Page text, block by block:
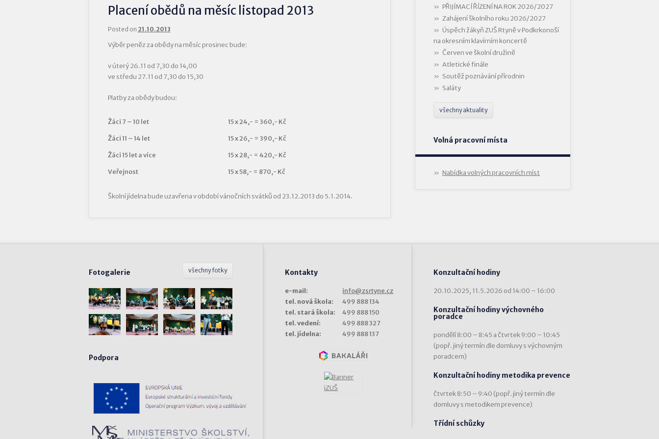
Placení obědů na měsíc listopad 2013
Posted on 21.10.2013
Výběr peněz za obědy na měsíc prosinec bude:
v úterý 26.11 od 7,30 do 14,00
ve středu 27.11 od 7,30 do 15,30
Platby za obědy budou:
Žáci 7 – 10 let
15 x 24,- = 360,- Kč
Žáci 11 – 14 let
15 x 26,- = 390,- Kč
Žáci 15 let a více
15 x 28,- = 420,- Kč
Veřejnost
15 x 58,- = 870,- Kč
Školní jídelna bude uzavřena v období vánočních svátků od 23.12.2013 do 5.1.2014.
PŘIJÍMACÍ ŘÍZENÍ NA ROK 2026/2027
Zahájení školního roku 2026/2027
Úspěch žákyň ZUŠ Rtyně v Podkrkonoší
na okresním klavírním koncertě
Červen ve školní družině
Atletické finále
Soutěž poznávání přírodnin
Saláty
všechny aktuality
Volná pracovní místa
Nabídka volných pracovních míst
všechny fotky
Fotogalerie
Podpora
Kontakty
e-mail:
info@zsrtyne.cz
tel. nová škola:
499 888 134
tel. stará škola:
499 888 150
tel. vedení:
499 888 327
tel. jídelna:
499 888 137
Konzultační hodiny
20.10.2025, 11.5.2026 od 14:00 – 16:00
Konzultační hodiny výchovného
poradce
pondělí 8:00 – 8:45 a čtvrtek 9:00 – 10:45
(popř. jiný termín dle domluvy s výchovným
poradcem)
Konzultační hodiny metodika prevence
čtvrtek 8:50 – 9:40 (popř. jiný termín dle
domluvy s metodikem prevence)
Třídní schůzky